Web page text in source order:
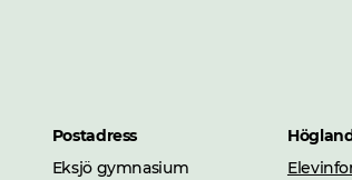
Postadress
Eksjö gymnasium